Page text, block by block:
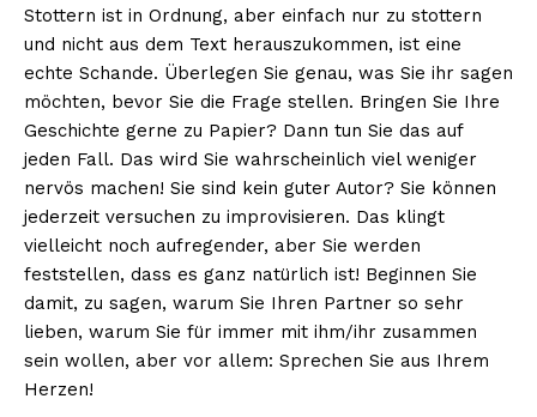
Stottern ist in Ordnung, aber einfach nur zu stottern
und nicht aus dem Text herauszukommen, ist eine
echte Schande. Überlegen Sie genau, was Sie ihr sagen
möchten, bevor Sie die Frage stellen. Bringen Sie Ihre
Geschichte gerne zu Papier? Dann tun Sie das auf
jeden Fall. Das wird Sie wahrscheinlich viel weniger
nervös machen! Sie sind kein guter Autor? Sie können
jederzeit versuchen zu improvisieren. Das klingt
vielleicht noch aufregender, aber Sie werden
feststellen, dass es ganz natürlich ist! Beginnen Sie
damit, zu sagen, warum Sie Ihren Partner so sehr
lieben, warum Sie für immer mit ihm/ihr zusammen
sein wollen, aber vor allem: Sprechen Sie aus Ihrem
Herzen!